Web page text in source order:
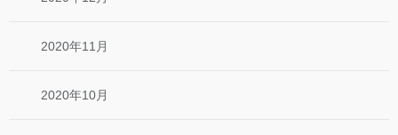
2020年11月
2020年10月